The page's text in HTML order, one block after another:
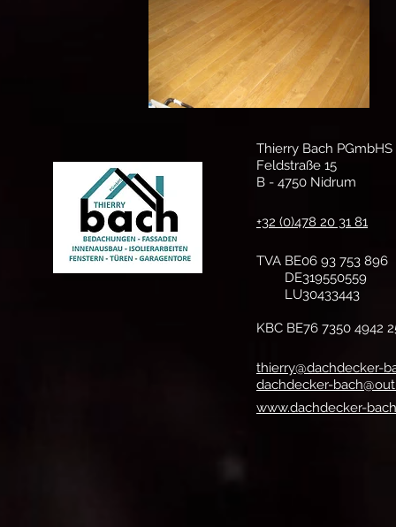
Thierry Bach PGmbHS
Feldstraße 15
B - 4750 Nidrum
+32 (0)478 20 31 81
TVA BE06 93 753 896
DE319550559
LU30433443
KBC BE76 7350 4942
thierry@dachdecker-
dachdecker-
www.dachdecker-